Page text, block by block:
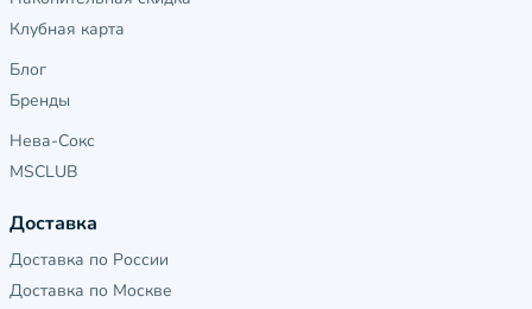
Клубная карта
Блог
Бренды
Нева-Сокс
MSCLUB
Доставка
Доставка по России
Доставка по Москве